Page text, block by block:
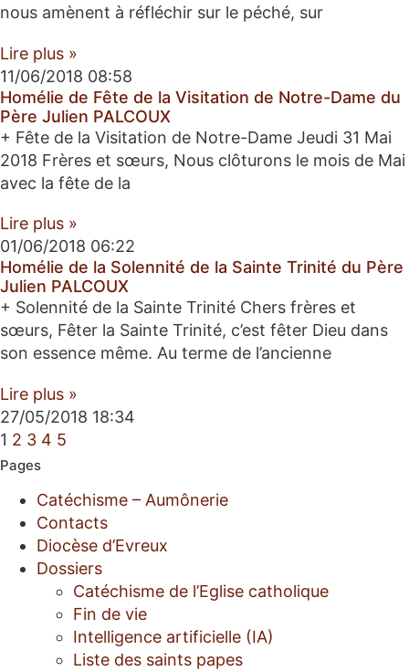
nous amènent à réfléchir sur le péché, sur
Lire plus »
11/06/2018 08:58
Homélie de Fête de la Visitation de Notre-Dame du
Père Julien PALCOUX
+ Fête de la Visitation de Notre-Dame Jeudi 31 Mai
2018 Frères et sœurs, Nous clôturons le mois de Mai
avec la fête de la
Lire plus »
01/06/2018 06:22
Homélie de la Solennité de la Sainte Trinité du Père
Julien PALCOUX
+ Solennité de la Sainte Trinité Chers frères et
sœurs, Fêter la Sainte Trinité, c’est fêter Dieu dans
son essence même. Au terme de l’ancienne
Lire plus »
27/05/2018 18:34
1 2 3 4 5
Pages
Catéchisme – Aumônerie
Contacts
Diocèse d’Evreux
Dossiers
Catéchisme de l’Eglise catholique
Fin de vie
Intelligence artificielle (IA)
Liste des saints papes